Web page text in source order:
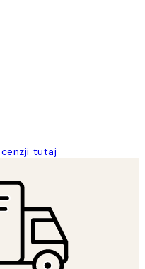
tutaj